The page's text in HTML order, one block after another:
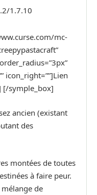
1.7.10
mc-
icon_right=””]Lien
symple_box]
ancien (existant
des
montées de toutes
à faire peur.
de